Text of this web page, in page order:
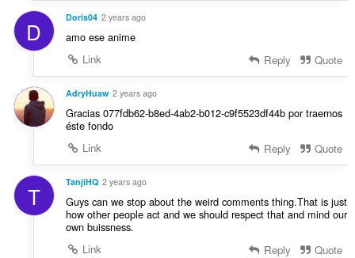
D Doris04 2 years ago
amo ese anime
Link
Reply Quote
AdryHuaw 2 years ago
Gracias 077fdb62-b8ed-4ab2-b012-c9f5523df44b por traernos
éste fondo
Link
Reply Quote
T TanjiHQ 2 years ago
Guys can we stop about the weird comments thing.That is just
how other people act and we should respect that and mind our
own buissness.
Link
Reply Quote